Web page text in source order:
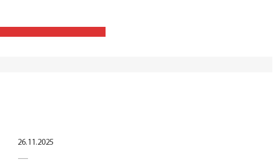
26.11.2025
—